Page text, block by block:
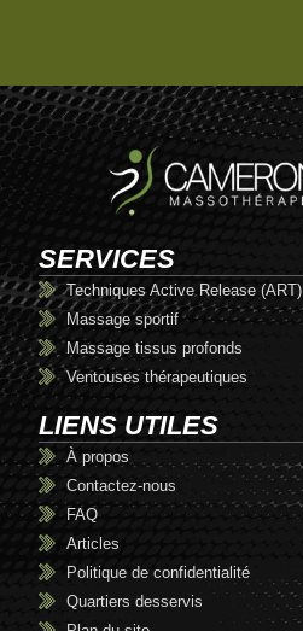
SERVICES
Techniques Active Release (ART)
Massage sportif
Massage tissus profonds
Ventouses thérapeutiques
LIENS UTILES
À propos
Contactez-nous
FAQ
Articles
Politique de confidentialité
Quartiers desservis